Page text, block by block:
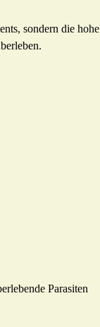
sondern die hohe
Parasiten